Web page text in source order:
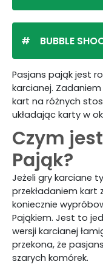
BUBBLE
Pasjans pająk jest
karcianej.
kart na różnych
układając karty w
Czym
Pająk?
Jeżeli gry karciane
przekładaniem kart
koniecznie
Pająkiem. Jest to
wersji karcianej
przekona, że
szarych komórek.